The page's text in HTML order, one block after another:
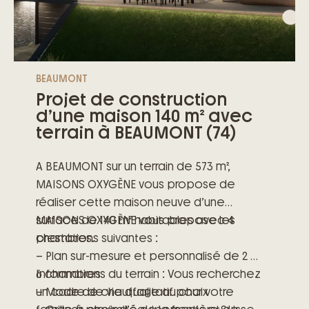
BEAUMONT
Projet de construction
d’une maison 140 m² avec
terrain à BEAUMONT (74)
A BEAUMONT sur un terrain de 573 m²,
MAISONS OXYGÈNE vous propose de
réaliser cette maison neuve d’une
surface de 140 m² habitables avec 4
chambres.
MAISONS OXYGÈNE vous propose les
prestations suivantes :
– Plan sur-mesure et personnalisé de 2 à
6 chambres
– Mode de chauffage au choix
Informations du terrain : Vous recherchez
un cadre de vie qualitatif pour votre